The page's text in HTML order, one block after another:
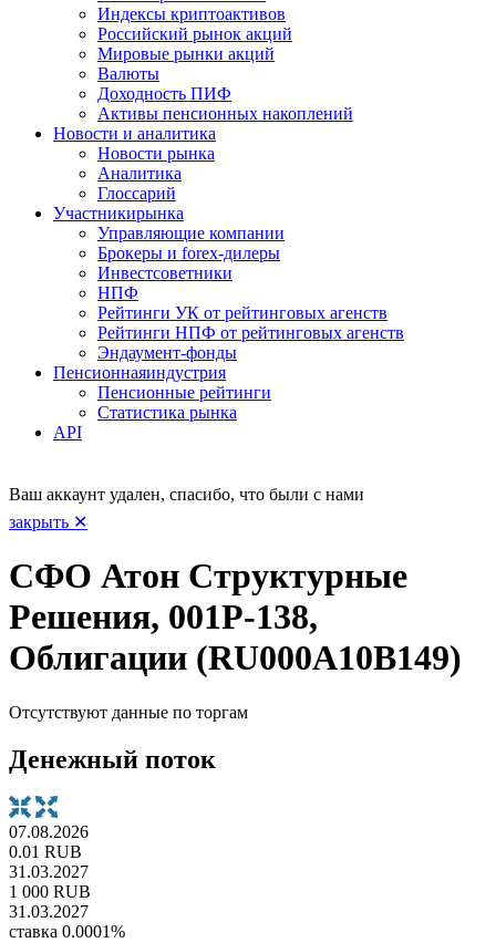
Индексы криптоактивов
Российский рынок акций
Мировые рынки акций
Валюты
Доходность ПИФ
Активы пенсионных накоплений
Новости и аналитика
Новости рынка
Аналитика
Глоссарий
Участникирынка
Управляющие компании
Брокеры и forex-дилеры
Инвестсоветники
НПФ
Рейтинги УК от рейтинговых агенств
Рейтинги НПФ от рейтинговых агенств
Эндаумент-фонды
Пенсионнаяиндустрия
Пенсионные рейтинги
Статистика рынка
API
Ваш аккаунт удален, спасибо, что были с нами
закрыть ✕
СФО Атон Структурные
Решения, 001Р-138,
Облигации (RU000A10B149)
Отсутствуют данные по торгам
Денежный поток
07.08.2026
0.01 RUB
31.03.2027
1 000 RUB
31.03.2027
ставка 0.0001%